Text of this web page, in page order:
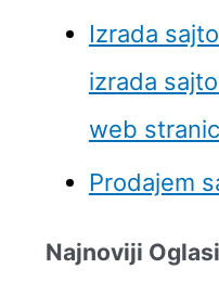
Izrada
izrada
web
Prodajem
Najnoviji Oglasi